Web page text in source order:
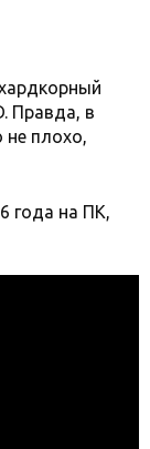
Правда, в
не плохо,
года на ПК,